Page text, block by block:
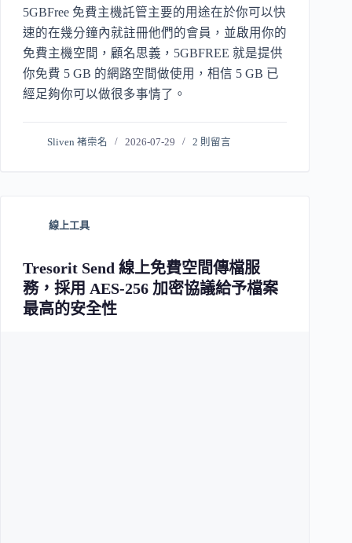
5GBFree 免費主機託管主要的用途在於你可以快
速的在幾分鐘內就註冊他們的會員，並啟用你的
免費主機空間，顧名思義，5GBFREE 就是提供
你免費 5 GB 的網路空間做使用，相信 5 GB 已
經足夠你可以做很多事情了。
Sliven 褚崇名 2026-07-29 2 則留言
線上工具
Tresorit Send 線上免費空間傳檔服
務，採用 AES-256 加密協議給予檔案
最高的安全性